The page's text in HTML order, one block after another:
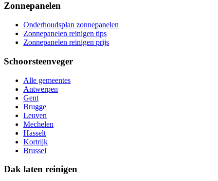
Zonnepanelen
Onderhoudsplan zonnepanelen
Zonnepanelen reinigen tips
Zonnepanelen reinigen prijs
Schoorsteenveger
Alle gemeentes
Antwerpen
Gent
Brugge
Leuven
Mechelen
Hasselt
Kortrijk
Brussel
Dak laten reinigen